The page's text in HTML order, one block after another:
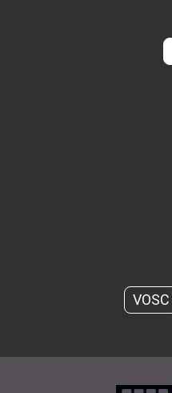
VOSC